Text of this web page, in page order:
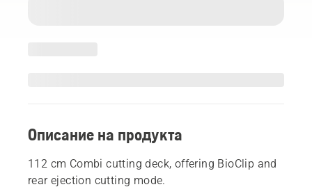
Описание на продукта
112 cm Combi cutting deck, offering BioClip and
rear ejection cutting mode.